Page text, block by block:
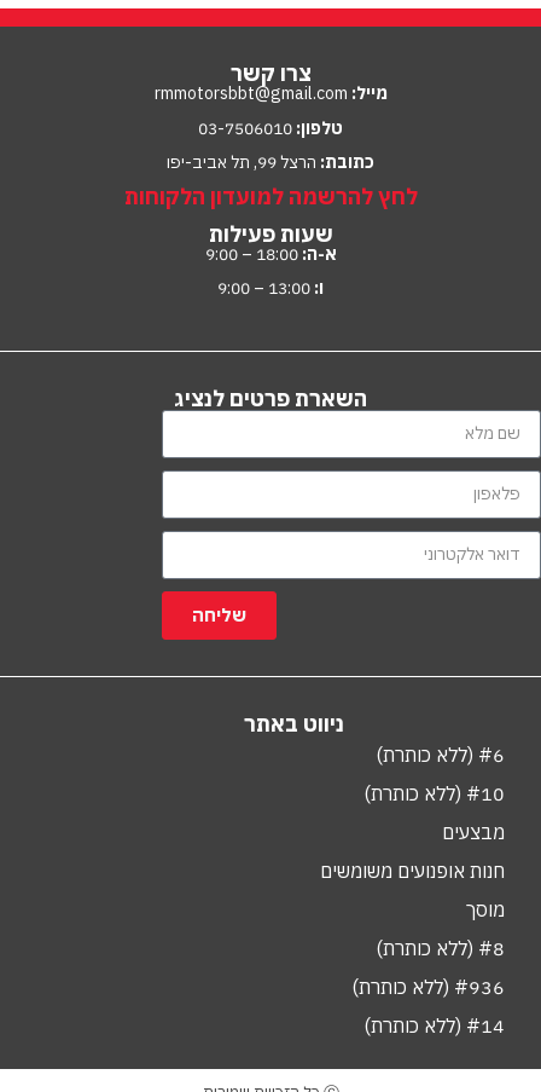
צרו קשר
מייל: rmmotorsbbt@gmail.com
טלפון: 03-7506010
כתובת: הרצל 99, תל אביב-יפו
לחץ להרשמה למועדון הלקוחות
שעות פעילות
א-ה: 18:00 – 9:00
ו:
השארת פרטים לנציג
שליחה
ניווט באתר
#6 (ללא כותרת)
#10 (ללא כותרת)
מבצעים
חנות אופנועים משומשים
מוסך
#8 (ללא כותרת)
#936 (ללא כותרת)
#14 (ללא כותרת)